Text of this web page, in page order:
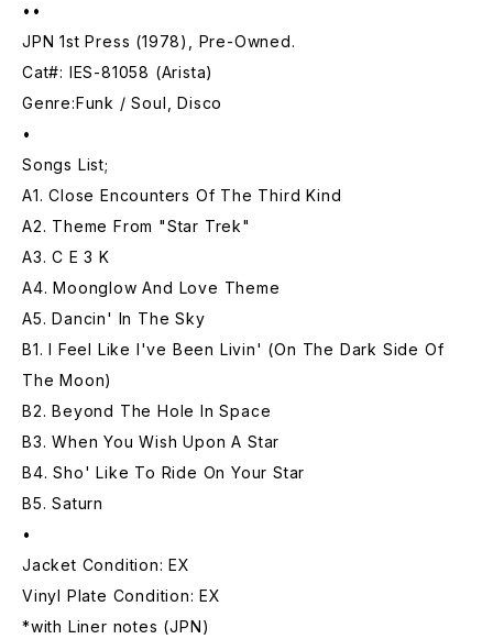
••
JPN 1st Press (1978), Pre-Owned.
Cat#: IES-81058 (Arista)
Genre:Funk / Soul, Disco
•
Songs List;
A1. Close Encounters Of The Third Kind
A2. Theme From "Star Trek"
A3. C E 3 K
A4. Moonglow And Love Theme
A5. Dancin' In The Sky
B1. I Feel Like I've Been Livin' (On The Dark Side Of
The Moon)
B2. Beyond The Hole In Space
B3. When You Wish Upon A Star
B4. Sho' Like To Ride On Your Star
B5. Saturn
•
Jacket Condition: EX
Vinyl Plate Condition: EX
*with Liner notes (JPN)